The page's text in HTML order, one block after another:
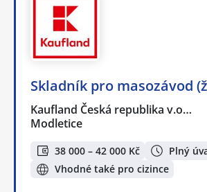
Skladník pro masozávod
Kaufland Česká republika v.o…
Modletice
38 000 – 42 000 Kč
Plný
Vhodné také pro cizince